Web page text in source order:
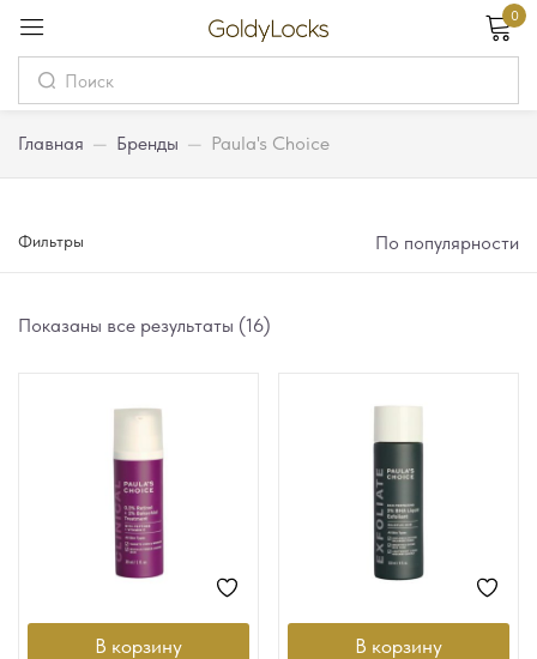
0
Главная — Бренды — Paula's Choice
Показаны все результаты (16)
Фильтры По популярности
В корзину В корзину
Вход
Или войдите через